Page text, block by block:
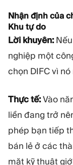
Nhận định của
Khu tự do
Lời khuyên:Nếu
nghiệp một
chọn DIFC vì
Thực tế:Vào
liền đang trở
phép bạn tiếp
bán lẻ ở các
mặt kỹ thuật